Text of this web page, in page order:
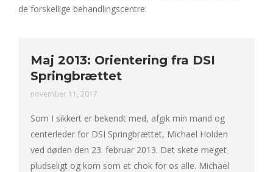
de forskellige behandlingscentre:
Maj 2013: Orientering fra DSI
Springbrættet
november 11, 2017
Som I sikkert er bekendt med, afgik min mand og
centerleder for DSI Springbrættet, Michael Holden
ved døden den 23. februar 2013. Det skete meget
pludseligt og kom som et chok for os alle. Michael